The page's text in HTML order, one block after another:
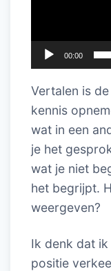
00:00
Vertalen is
kennis
wat in een
je het
wat je niet
het begrijpt.
weergeven?
Ik denk dat
positie